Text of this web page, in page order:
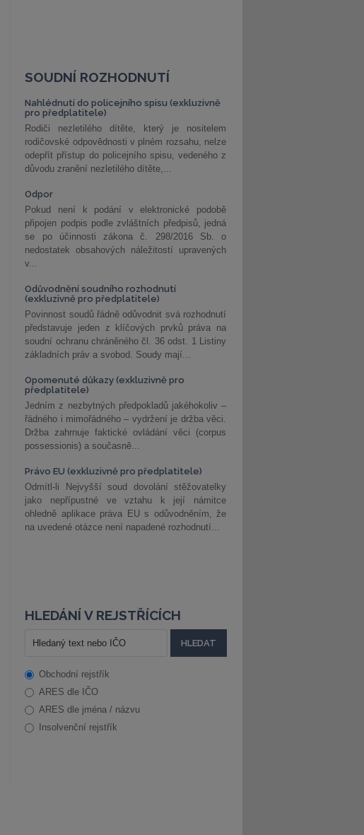
SOUDNÍ ROZHODNUTÍ
Nahlédnutí do policejního spisu (exkluzivně
pro předplatitele)
Rodiči nezletilého dítěte, který je nositelem
rodičovské odpovědnosti v plném rozsahu, nelze
odepřít přístup do policejního spisu, vedeného z
důvodu zranění nezletilého dítěte,...
Odpor
Pokud není k podání v elektronické podobě
připojen podpis podle zvláštních předpisů, jedná
se po účinnosti zákona č. 298/2016 Sb. o
nedostatek obsahových náležitostí upravených
v...
Odůvodnění soudního rozhodnutí
(exkluzivně pro předplatitele)
Povinnost soudů řádně odůvodnit svá rozhodnutí
představuje jeden z klíčových prvků práva na
soudní ochranu chráněného čl. 36 odst. 1 Listiny
základních práv a svobod. Soudy mají...
Opomenuté důkazy (exkluzivně pro
předplatitele)
Jedním z nezbytných předpokladů jakéhokoliv –
řádného i mimořádného – vydržení je držba věci.
Držba zahrnuje faktické ovládání věci (corpus
possessionis) a současně...
Právo EU (exkluzivně pro předplatitele)
Odmítl-li Nejvyšší soud dovolání stěžovatelky
jako nepřípustné ve vztahu k její námitce
ohledně aplikace práva EU s odůvodněním, že
na uvedené otázce není napadené rozhodnutí...
HLEDÁNÍ V REJSTŘÍCÍCH
Obchodní rejstřík
ARES dle IČO
ARES dle jména / názvu
Insolvenční rejstřík